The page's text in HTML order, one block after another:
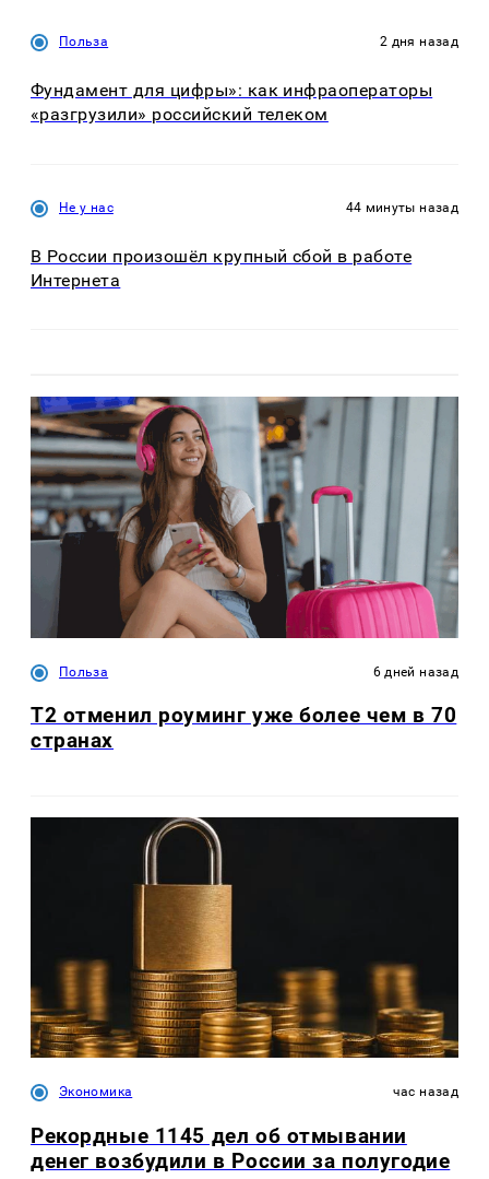
Польза 2 дня назад
Фундамент для цифры»: как инфраоператоры
«разгрузили» российский телеком
Не у нас 44 минуты назад
В России произошёл крупный сбой в работе
Интернета
Польза 6 дней назад
Т2 отменил роуминг уже более чем в 70
странах
Экономика час назад
Рекордные 1145 дел об отмывании
денег возбудили в России за полугодие